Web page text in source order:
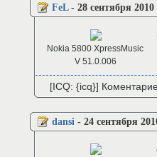
FeL- 28 сентября 2010
Nokia 5800 XpressMusic
V 51.0.006
[ICQ: {icq}]
dansi - 24 сентября